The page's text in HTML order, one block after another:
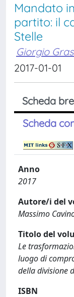
Mandato
partito: il
Stelle
Giorgio
2017-01-01
Scheda
Scheda
Anno
2017
Autore/i del
Massimo
Titolo del
Le
luogo di
della divisione
ISBN